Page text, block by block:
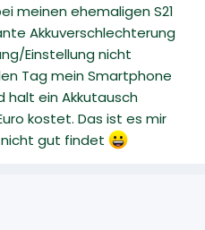
meinen ehemaligen S21
Akkuverschlechterung
Einstellung nicht
Tag mein Smartphone
halt ein Akkutausch
kostet. Das ist es mir
gut findet